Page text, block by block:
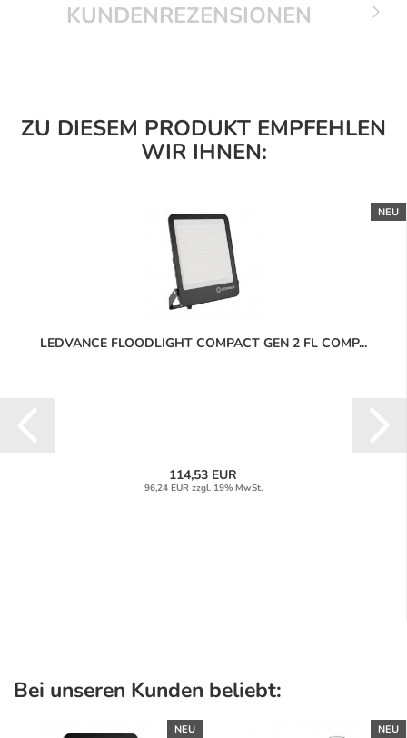
KUNDENREZENSIONEN
ZU DIESEM PRODUKT EMPFEHLEN
WIR IHNEN:
NEU
LEDVANCE FLOODLIGHT COMPACT GEN 2 FL COMP...
114,53 EUR
96,24 EUR zzgl. 19% MwSt.
Bei unseren Kunden beliebt:
NEU NEU